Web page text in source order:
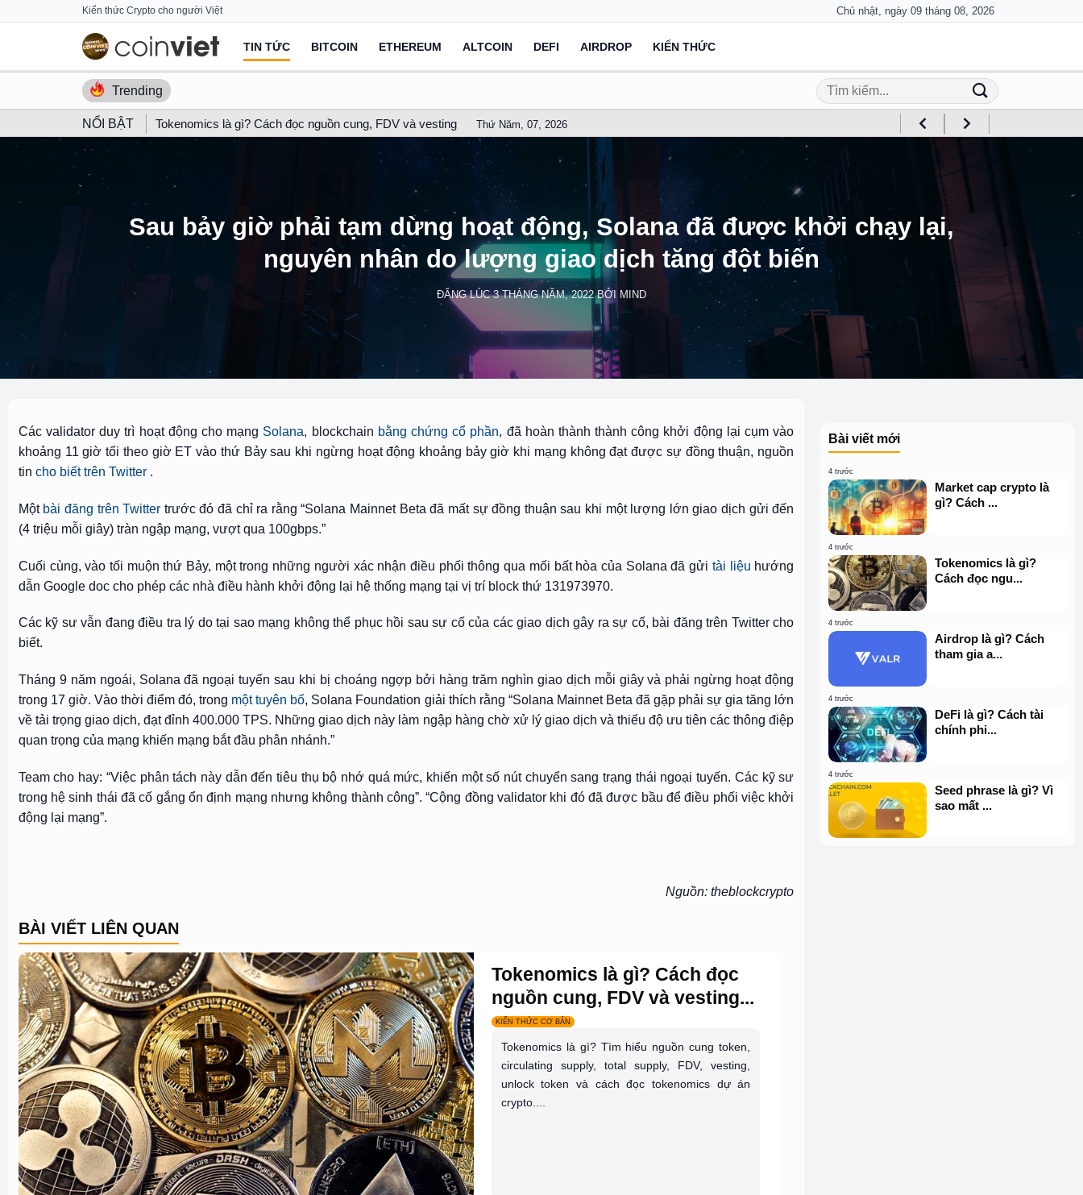
Kiến thức Crypto cho người Việt Chủ nhật, ngày 09 tháng 08, 2026
TIN TỨC BITCOIN ETHEREUM ALTCOIN DEFI AIRDROP KIẾN THỨC
Trending
NỔI BẬT Tokenomics là gì? Cách đọc nguồn cung, FDV và vesting Thứ Năm, 07, 2026
Sau bảy giờ phải tạm dừng hoạt động, Solana đã được khởi chạy lại,
nguyên nhân do lượng giao dịch tăng đột biến
ĐĂNG LÚC3 THÁNG NĂM, 2022BỞI MIND
Các validator duy trì hoạt động cho mạng Solana, blockchain bằng chứng cổ phần, đã hoàn thành thành công khởi động lại cụm vào
khoảng 11 giờ tối theo giờ ET vào thứ Bảy sau khi ngừng hoạt động khoảng bảy giờ khi mạng không đạt được sự đồng thuận, nguồn
tin cho biết trên Twitter.
Một bài đăng trên Twitter trước đó đã chỉ ra rằng “Solana Mainnet Beta đã mất sự đồng thuận sau khi một lượng lớn giao dịch gửi đến
(4 triệu mỗi giây) tràn ngập mạng, vượt qua 100gbps.”
Cuối cùng, vào tối muộn thứ Bảy, một trong những người xác nhận điều phối thông qua mối bất hòa của Solana đã gửi tài liệu hướng
dẫn Google doc cho phép các nhà điều hành khởi động lại hệ thống mạng tại vị trí block thứ 131973970.
Các kỹ sư vẫn đang điều tra lý do tại sao mạng không thể phục hồi sau sự cố của các giao dịch gây ra sự cố, bài đăng trên Twitter cho
biết.
Tháng 9 năm ngoái, Solanađã ngoại tuyến sau khi bị choáng ngợp bởi hàng trăm nghìn giao dịch mỗi giây và phải ngừng hoạt động
trong 17 giờ. Vào thời điểm đó, trong một tuyên bố, Solana Foundation giải thích rằng “Solana Mainnet Beta đã gặp phải sự gia tăng lớn
về tải trọng giao dịch, đạt đỉnh 400.000 TPS. Những giao dịch này làm ngập hàng chờ xử lý giao dịch và thiếu độ ưu tiên các thông điệp
quan trọng của mạng khiến mạng bắt đầu phân nhánh.”
Team cho hay: “Việc phân tách này dẫn đến tiêu thụ bộ nhớ quá mức, khiến một số nút chuyển sang trạng thái ngoại tuyến. Các kỹ sư
trong hệ sinh thái đã cố gắng ổn định mạng nhưng không thành công”. “Cộng đồng validator khi đó đã được bầu để điều phối việc khởi
động lại mạng”.
Nguồn: theblockcrypto
BÀI VIẾT LIÊN QUAN
Tokenomics là gì? Cách đọc
nguồn cung, FDV và vesting...
KIẾN THỨC CƠ BẢN
Tokenomics là gì? Tìm hiểu nguồn cung token,
circulating supply, total supply, FDV, vesting,
unlock token và cách đọc tokenomics dự án
crypto....
Bài viết mới
4 trước
Market cap crypto là
gì? Cách ...
4 trước
Tokenomics là gì?
Cách đọc ngu...
4 trước
Airdrop là gì? Cách
tham gia a...
4 trước
DeFi là gì? Cách tài
chính phi...
4 trước
Seed phrase là gì? Vì
sao mất ...